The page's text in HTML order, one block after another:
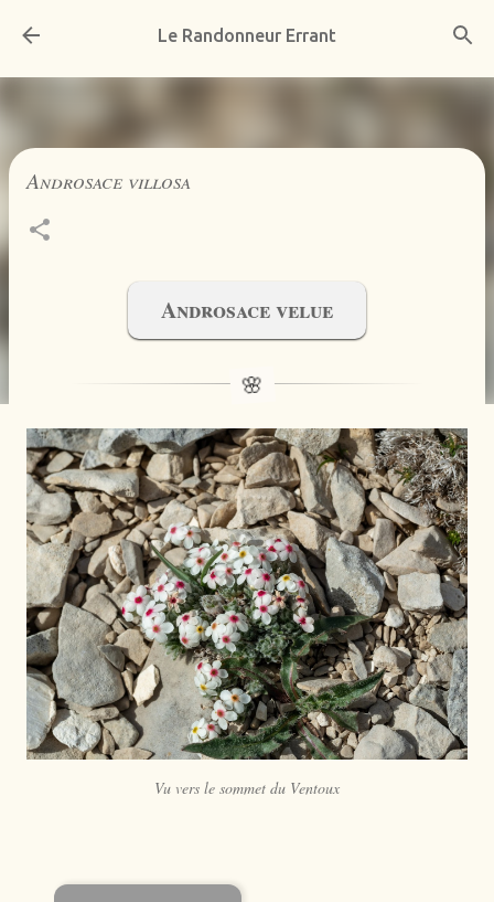
Accéder au contenu principal
Le Randonneur Errant
Androsace villosa
Androsace velue
Vu vers le sommet du Ventoux